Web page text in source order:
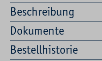
Beschreibung
Dokumente
Bestellhistorie